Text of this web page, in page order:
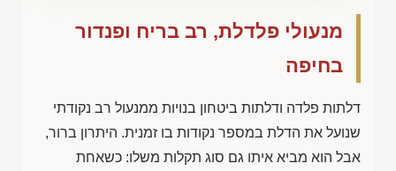
מנעולי פלדלת, רב בריח ופנדור
בחיפה
דלתות פלדה ודלתות ביטחון בנויות ממנעול רב נקודתי
שנועל את הדלת במספר נקודות בו זמנית. היתרון ברור,
אבל הוא מביא איתו גם סוג תקלות משלו: כשאחת